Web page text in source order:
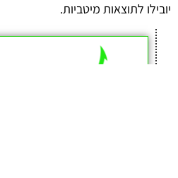
יובילו לתוצאות מיטביות.